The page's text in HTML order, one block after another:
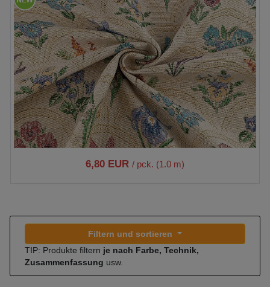
6,80 EUR / pck. (1.0 m)
Filtern und sortieren
TIP: Produkte filtern je nach Farbe, Technik,
Zusammenfassung usw.